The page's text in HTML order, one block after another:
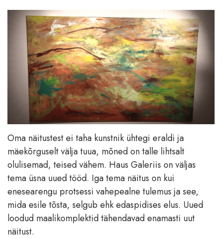
Oma näitustest ei taha kunstnik ühtegi eraldi ja
mäekõrguselt välja tuua, mõned on talle lihtsalt
olulisemad, teised vähem. Haus Galeriis on väljas
tema üsna uued tööd. Iga tema näitus on kui
enesearengu protsessi vahepealne tulemus ja see,
mida esile tõsta, selgub ehk edaspidises elus. Uued
loodud maalikomplektid tähendavad enamasti uut
näitust.